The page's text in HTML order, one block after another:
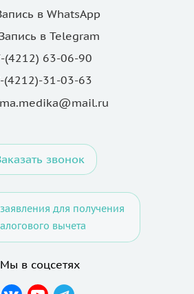
в WhatsApp
Запись в Telegram
(4212) 63-06-90
(4212)-31-03-63
звонок
для получения
вычета
Мы в соцсетях